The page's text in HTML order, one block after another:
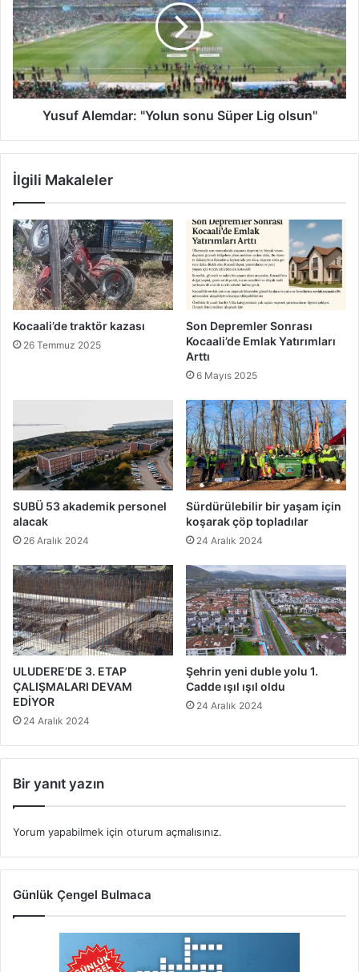
sonu
Süper
Lig
olsun"
Yusuf Alemdar: "Yolun sonu Süper Lig olsun"
İlgili Makaleler
Kocaali’de traktör kazası
26 Temmuz 2025
Son Depremler Sonrası
Kocaali’de Emlak Yatırımları
Arttı
6 Mayıs 2025
SUBÜ 53 akademik personel
alacak
26 Aralık 2024
Sürdürülebilir bir yaşam için
koşarak çöp topladılar
24 Aralık 2024
ULUDERE’DE 3. ETAP
ÇALIŞMALARI DEVAM
EDİYOR
24 Aralık 2024
Şehrin yeni duble yolu 1.
Cadde ışıl ışıl oldu
24 Aralık 2024
Bir yanıt yazın
Yorum yapabilmek için oturum açmalısınız.
Günlük Çengel Bulmaca